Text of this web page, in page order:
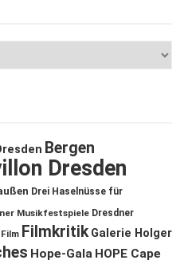
Bergen
Dresden
Drei Haselnüsse für
Musikfestspiele Dresdner
Film Filmkritik Galerie Holger
Hope-Gala HOPE Cape